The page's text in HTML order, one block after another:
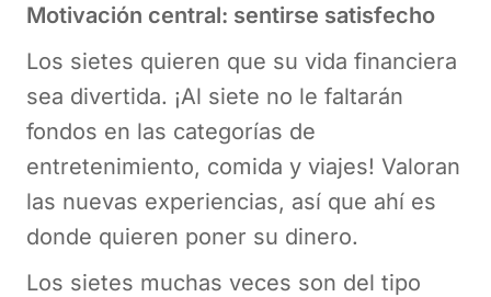
Motivación central: sentirse satisfecho
Los sietes quieren que su vida financiera
sea divertida. ¡Al siete no le faltarán
fondos en las categorías de
entretenimiento, comida y viajes! Valoran
las nuevas experiencias, así que ahí es
donde quieren poner su dinero.
Los sietes muchas veces son del tipo